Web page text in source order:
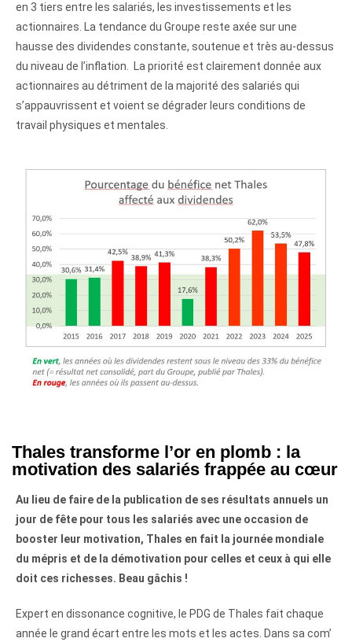
en 3 tiers entre les salariés, les investissements et les
actionnaires. La tendance du Groupe reste axée sur une
hausse des dividendes constante, soutenue et très au-dessus
du niveau de l’inflation. La priorité est clairement donnée aux
actionnaires au détriment de la majorité des salariés qui
s’appauvrissent et voient se dégrader leurs conditions de
travail physiques et mentales.
Thales transforme l’or en plomb : la
motivation des salariés frappée au cœur
Au lieu de faire de la publication de ses résultats annuels un
jour de fête pour tous les salariés avec une occasion de
booster leur motivation, Thales en fait la journée mondiale
du mépris et de la démotivation pour celles et ceux à qui elle
doit ces richesses. Beau gâchis !
Expert en dissonance cognitive, le PDG de Thales fait chaque
année le grand écart entre les mots et les actes. Dans sa com’